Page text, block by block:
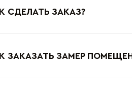
СДЕЛАТЬ ЗАКАЗ?
ЗАКАЗАТЬ ЗАМЕР